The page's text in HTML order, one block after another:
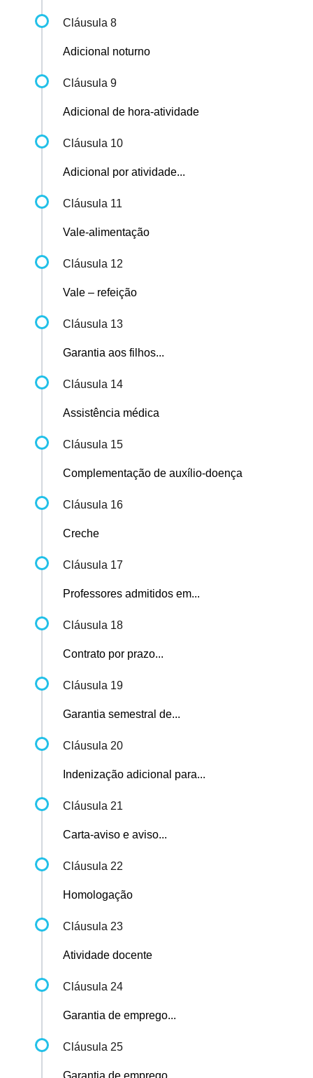
Cláusula 8
Adicional noturno
Cláusula 9
Adicional de hora-atividade
Cláusula 10
Adicional por atividade...
Cláusula 11
Vale-alimentação
Cláusula 12
Vale – refeição
Cláusula 13
Garantia aos filhos...
Cláusula 14
Assistência médica
Cláusula 15
Complementação de auxílio-doença
Cláusula 16
Creche
Cláusula 17
Professores admitidos em...
Cláusula 18
Contrato por prazo...
Cláusula 19
Garantia semestral de...
Cláusula 20
Indenização adicional para...
Cláusula 21
Carta-aviso e aviso...
Cláusula 22
Homologação
Cláusula 23
Atividade docente
Cláusula 24
Garantia de emprego...
Cláusula 25